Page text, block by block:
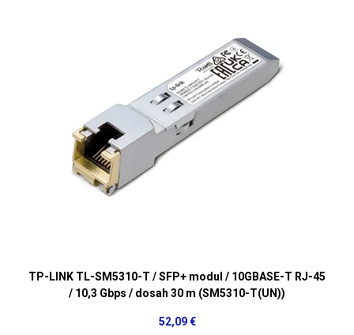
TP-LINK TL-SM5310-T / SFP+ modul / 10GBASE-T RJ-45
/ 10,3 Gbps / dosah 30 m (SM5310-T(UN))
52,09 €